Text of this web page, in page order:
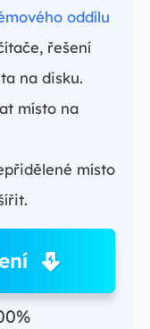
oddílu
řešení
na disku.
místo na
místo